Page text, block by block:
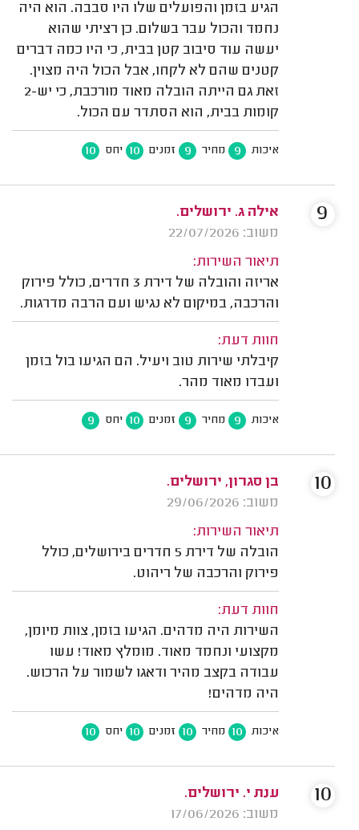
הגיע בזמן והפועלים שלו היו סבבה. הוא היה
נחמד והכול עבר בשלום. כן רציתי שהוא
יעשה עוד סיבוב קטן בבית, כי היו כמה דברים
קטנים שהם לא לקחו, אבל הכול היה מצוין.
זאת גם הייתה הובלה מאוד מורכבת, כי יש-2
קומות בבית, הוא הסתדר עם הכול.
איכות 9 מחיר 9 זמנים 10 יחס 10
אילה ג. ירושלים.
משוב: 22/07/2026
תיאור השירות:
אריזה והובלה של דירת 3 חדרים, כולל פירוק
והרכבה, במיקום לא נגיש ועם הרבה מדרגות.
חוות דעת:
קיבלתי שירות טוב ויעיל. הם הגיעו בול בזמן
ועבדו מאוד מהר.
איכות 9 מחיר 9 זמנים 10 יחס 9
9
בן סגרון, ירושלים.
משוב: 29/06/2026
תיאור השירות:
הובלה של דירת 5 חדרים בירושלים, כולל
פירוק והרכבה של ריהוט.
חוות דעת:
השירות היה מדהים. הגיעו בזמן, צוות מיומן,
מקצועי ונחמד מאוד. מומלץ מאוד! עשו
עבודה בקצב מהיר ודאגו לשמור על הרכוש.
היה מדהים!
איכות 10 מחיר 10 זמנים 10 יחס 10
10
ענת י. ירושלים.
משוב: 17/06/2026
10